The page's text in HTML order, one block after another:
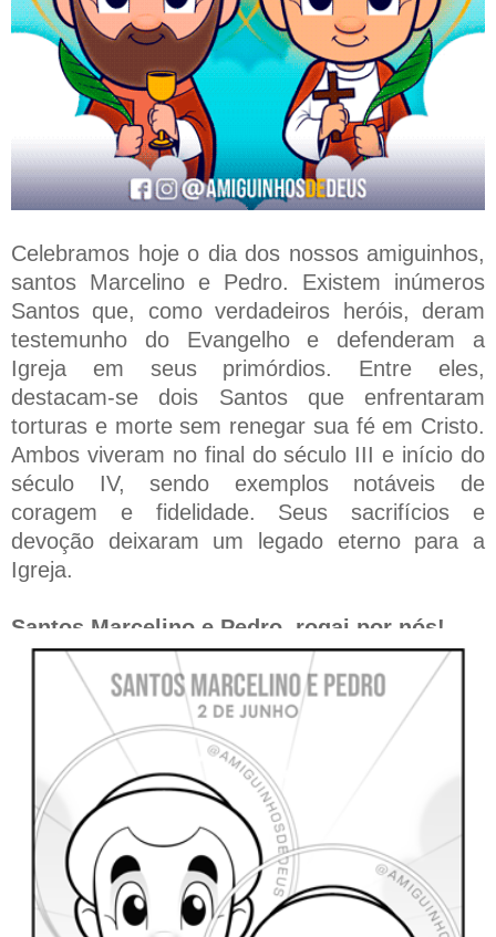
Celebramos hoje o dia dos nossos amiguinhos,
santos Marcelino e Pedro. Existem inúmeros
Santos que, como verdadeiros heróis, deram
testemunho do Evangelho e defenderam a
Igreja em seus primórdios. Entre eles,
destacam-se dois Santos que enfrentaram
torturas e morte sem renegar sua fé em Cristo.
Ambos viveram no final do século III e início do
século IV, sendo exemplos notáveis de
coragem e fidelidade. Seus sacrifícios e
devoção deixaram um legado eterno para a
Igreja.
Santos Marcelino e Pedro, rogai por nós!